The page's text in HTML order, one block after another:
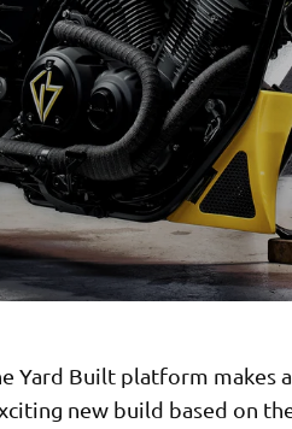
Yard Built platform makes
new build based on